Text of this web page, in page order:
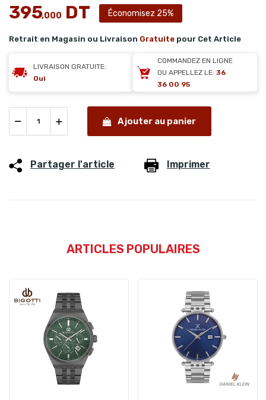
395,000 DT Économisez 25%
Retrait en Magasin ou Livraison Gratuite pour Cet Article
LIVRAISON GRATUITE:
Oui
COMMANDEZ EN LIGNE
OU APPELLEZ LE: 36
36 00 95
Ajouter au panier
Partager l'article Imprimer
ARTICLES POPULAIRES